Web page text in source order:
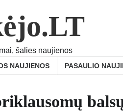
šalies naujienos
NAUJIENOS PASAULIO